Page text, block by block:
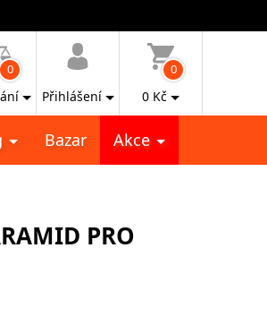
0
Přihlášení
0
0 Kč
Bazar Akce
PRO